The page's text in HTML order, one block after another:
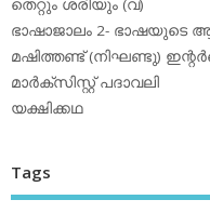
തെറ്റും ശരിയും (വ)
ഭാഷാജാലം 2- ഭാഷയുടെ
മഷിത്തണ്ട് (നിഘണ്ടു)
മാര്‍ക്‌സിസ്റ്റ് പദാവലി
യക്ഷിക്കഥ
Tags